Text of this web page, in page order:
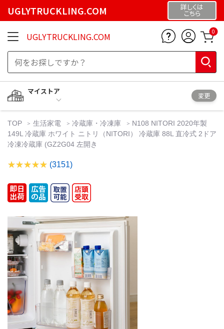
UGLYTRUCKLING.COM 詳しくは
こちら
UGLYTRUCKLING.COM 0
マイストア
変更
TOP 生活家電 冷蔵庫・冷凍庫
N108 NITORI 2020年製
149L 冷蔵庫 ホワイト ニトリ（NITORI） 冷蔵庫 88L 直冷式 2ドア
冷凍冷蔵庫 (GZ2G04 左開き
(3151)